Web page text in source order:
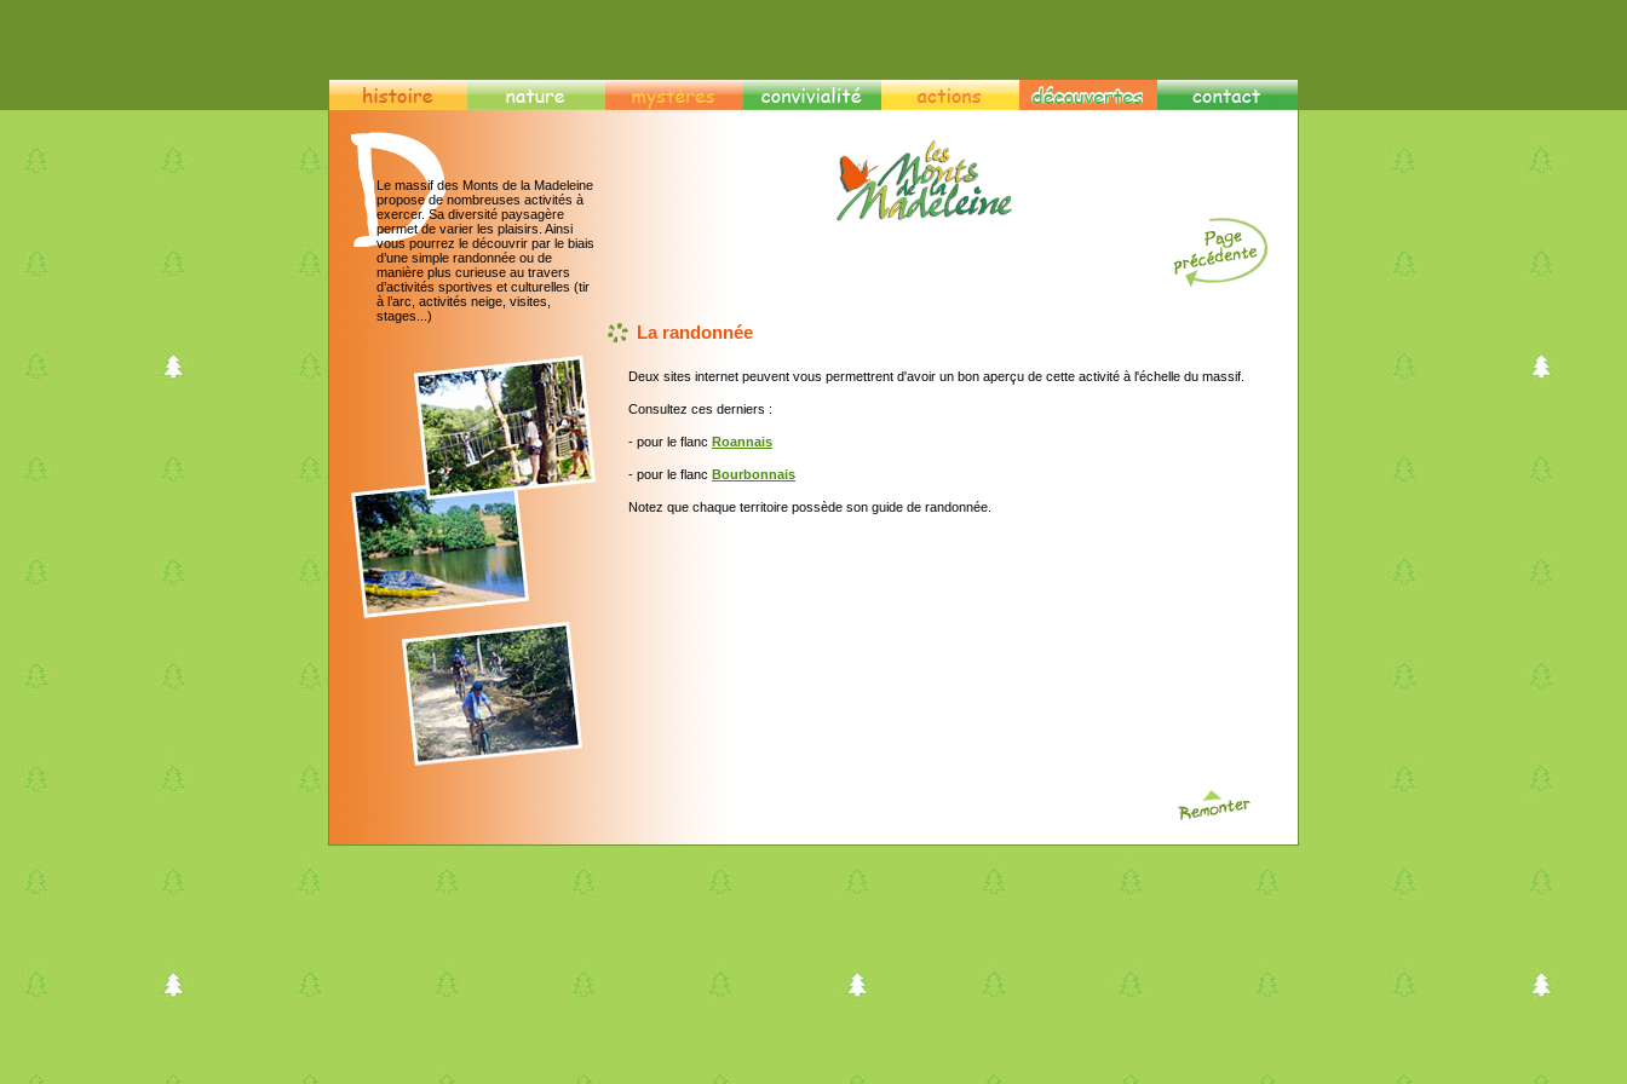
Le massif des Monts de la Madeleine
propose de nombreuses activités à
exercer. Sa diversité paysagère
permet de varier les plaisirs. Ainsi
vous pourrez le découvrir par le biais
d’une simple randonnée ou de
manière plus curieuse au travers
d’activités sportives et culturelles (tir
à l’arc, activités neige, visites,
stages...)
La randonnée
Deux sites internet peuvent vous permettrent d'avoir un bon aperçu de cette activité à l'échelle du massif.
Consultez ces derniers :
- pour le flanc Roannais
- pour le flanc Bourbonnais
Notez que chaque territoire possède son guide de randonnée.